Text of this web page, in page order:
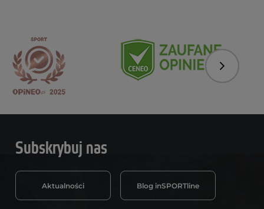
Następny
Subskrybuj nas
Aktualności Blog inSPORTline